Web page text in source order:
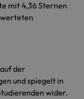
mit 4,36 Sternen
der
und spiegelt in
wider.